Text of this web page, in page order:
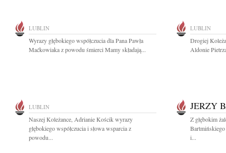
LUBLIN
Wyrazy głębokiego współczucia dla Pana Pawła
Maćkowiaka z powodu śmierci Mamy składają...
LUBLIN
Drogiej
Aldonie
LUBLIN
Naszej Koleżance, Adrianie Kościk wyrazy
głębokiego współczucia i słowa wsparcia z
powodu...
JERZY
Z głębokim
i...